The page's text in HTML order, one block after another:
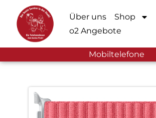
Über uns Shop
o2 Angebote
Mobiltelefone